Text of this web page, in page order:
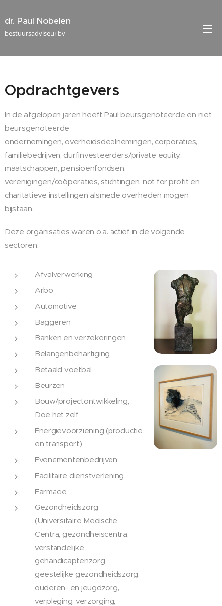
dr. Paul Nobelen
bestuursadviseur bv
Opdrachtgevers
In de afgelopen jaren heeft Paul beursgenoteerde en niet
beursgenoteerde
ondernemingen, overheidsdeelnemingen, corporaties,
familiebedrijven, durfinvesteerders/private equity,
maatschappen, pensioenfondsen,
verenigingen/coöperaties, stichtingen, not for profit en
charitatieve instellingen alsmede overheden mogen
bijstaan.
Deze organisaties waren o.a. actief in de volgende
sectoren:
Afvalverwerking
Arbo
Automotive
Baggeren
Banken en verzekeringen
Belangenbehartiging
Betaald voetbal
Beurzen
Bouw/projectontwikkeling,
Doe het zelf
Energievoorziening (productie
en transport)
Evenementenbedrijven
Facilitaire dienstverlening
Farmacie
Gezondheidszorg
(Universitaire Medische
Centra, gezondheiscentra,
verstandelijke
gehandicaptenzorg,
geestelijke gezondheidszorg,
ouderen- en jeugdzorg,
verpleging, verzorging,